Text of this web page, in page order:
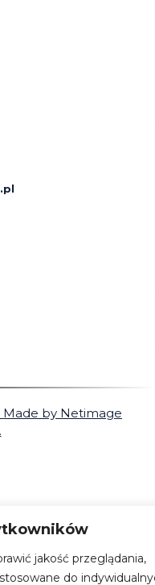
jakość przeglądania,
do
Made by Netimage